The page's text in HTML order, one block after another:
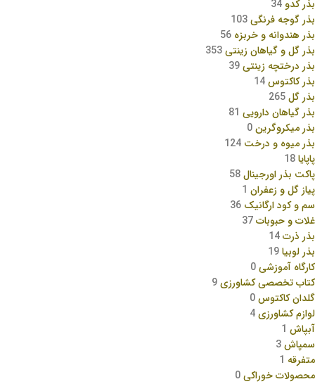
بذر کدو 34
بذر گوجه فرنگی103
بذر هندوانه و خربزه 56
بذر گل و گیاهان زینتی353
بذر درختچه زینتی39
بذر کاکتوس14
بذر گل265
بذر گیاهان دارویی 81
بذر میکروگرین0
بذر میوه و درخت 124
پاپایا18
پاکت بذر اورجینال58
پیاز گل و زعفران 1
سم و کود ارگانیک 36
غلات و حبوبات37
بذر ذرت14
بذر لوبیا19
کارگاه آموزشی0
کتاب تخصصی کشاورزی9
گلدان کاکتوس0
لوازم کشاورزی4
آبپاش 1
سمپاش3
متفرقه 1
محصولات خوراکی0